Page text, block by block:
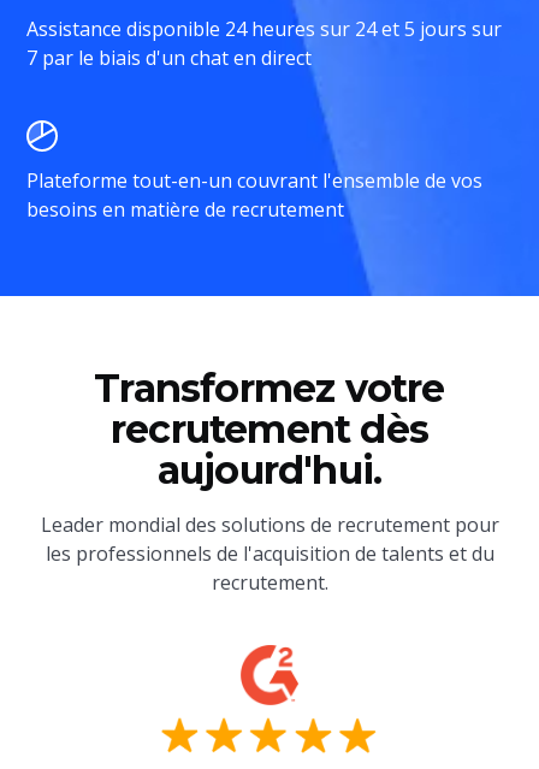
Assistance disponible 24 heures sur 24 et 5 jours sur
7 par le biais d'un chat en direct
Plateforme tout-en-un couvrant l'ensemble de vos
besoins en matière de recrutement
Transformez votre
recrutement dès
aujourd'hui.
Leader mondial des solutions de recrutement pour
les professionnels de l'acquisition de talents et du
recrutement.